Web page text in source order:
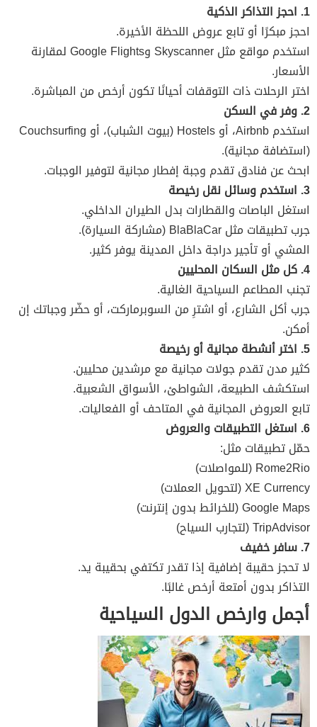
1. احجز التذاكر الذكية
احجز مبكرًا أو تابع عروض اللحظة الأخيرة.
استخدم مواقع مثل Skyscanner وGoogle Flights لمقارنة
الأسعار.
اختر الرحلات ذات التوقفات أحيانًا تكون أرخص من المباشرة.
2. وفر في السكن
استخدم Airbnb، أو Hostels (بيوت الشباب)، أو Couchsurfing
(استضافة مجانية).
ابحث عن فنادق تقدم وجبة إفطار مجانية لتوفير الوجبات.
3. استخدم وسائل نقل رخيصة
استغل الباصات والقطارات بدل الطيران الداخلي.
جرب تطبيقات مثل BlaBlaCar (مشاركة السيارة).
المشي أو تأجير دراجة داخل المدينة يوفر كثير.
4. كل مثل السكان المحليين
تجنب المطاعم السياحية الغالية.
جرب أكل الشارع، أو اشترِ من السوبرماركت، أو حضّر وجباتك إن
أمكن.
5. اختر أنشطة مجانية أو رخيصة
كثير مدن تقدم جولات مجانية مع مرشدين محليين.
استكشف الطبيعة، الشواطئ، الأسواق الشعبية.
تابع العروض المجانية في المتاحف أو الفعاليات.
6. استغل التطبيقات والعروض
حمّل تطبيقات مثل:
Rome2Rio (للمواصلات)
XE Currency (لتحويل العملات)
Google Maps (للخرائط بدون إنترنت)
TripAdvisor (لتجارب السياح)
7. سافر خفيف
لا تحجز حقيبة إضافية إذا تقدر تكتفي بحقيبة يد.
التذاكر بدون أمتعة أرخص غالبًا.
أجمل وارخص الدول السياحية